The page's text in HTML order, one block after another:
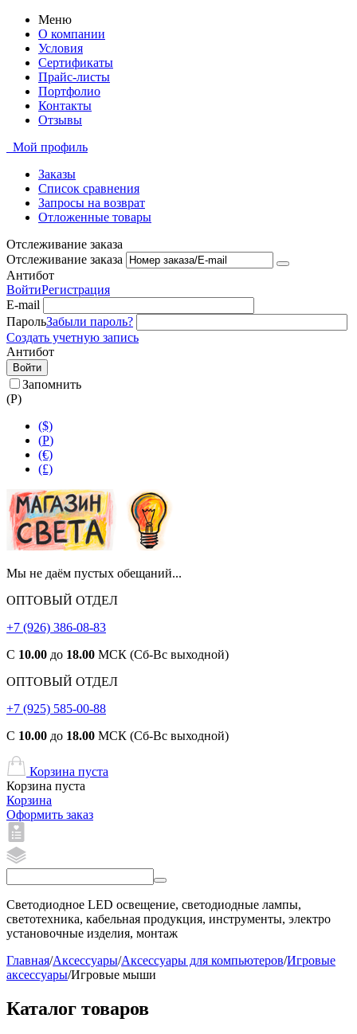
Меню
О компании
Условия
Сертификаты
Прайс-листы
Портфолио
Контакты
Отзывы
Мой профиль
Заказы
Список сравнения
Запросы на возврат
Отложенные товары
Отслеживание заказа
Отслеживание заказа
Антибот
ВойтиРегистрация
E-mail
ПарольЗабыли пароль?
Создать учетную запись
Антибот
Войти
Запомнить
(Р)
($)
(Р)
(€)
(£)
Мы не даём пустых обещаний...
ОПТОВЫЙ ОТДЕЛ
+7 (926) 386-08-83
С 10.00 до 18.00 МСК (Сб-Вс выходной)
ОПТОВЫЙ ОТДЕЛ
+7 (925) 585-00-88
С 10.00 до 18.00 МСК (Сб-Вс выходной)
Корзина пуста
Корзина пуста
Корзина
Оформить заказ
Светодиодное LED освещение, светодиодные лампы,
светотехника, кабельная продукция, инструменты, электро
установочные изделия, монтаж
Главная/Аксессуары/Аксессуары для компьютеров/Игровые
аксессуары/Игровые мыши
Каталог товаров